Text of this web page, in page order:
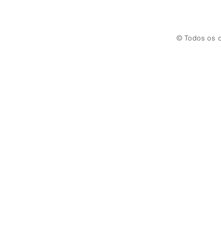
© Todos os